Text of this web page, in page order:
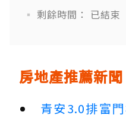
剩餘時間： 已結束
房地產推薦新聞
青安3.0排富